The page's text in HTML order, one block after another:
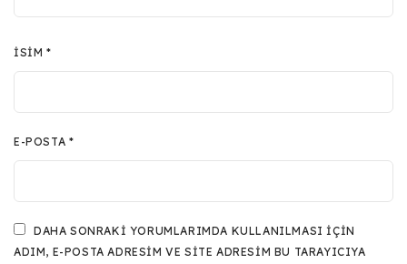
İSIM*
E-POSTA *
DAHA SONRAKI YORUMLARIMDA KULLANILMASI IÇIN
ADIM, E-POSTA ADRESIM VE SITE ADRESIM BU TARAYICIYA